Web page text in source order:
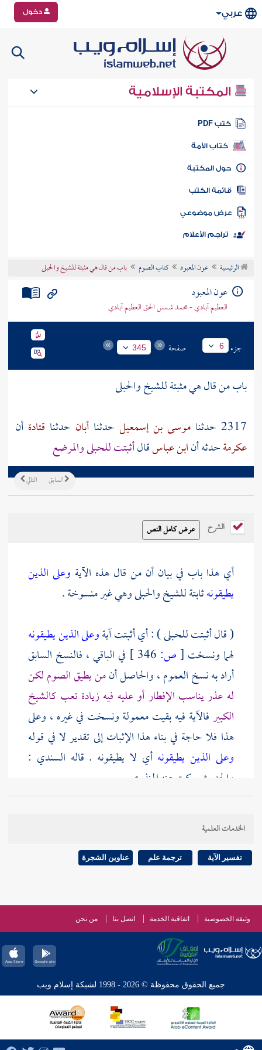
عربي دخول
المكتبة الإسلامية
كتب PDF
كتاب الأمة
المكتبة
الكتب
موضوعي
تراجم الأعلام
الرئيسية عون المعبود كتاب الصوم باب من قال هي مثبتة للشيخ والحبلى
عون المعبود
العظيم آبادي - محمد شمس الحق العظيم آبادي
جزء 6 صفحة 345
باب من قال هي مثبتة للشيخ والحبلى
2317 حدثنا
موسى بن إسمعيل حدثنا أبان حدثنا قتادة أن
عكرمةحدثه أنابن عباسقالأثبتت للحبلى والمرضع
التالي السابق
الشرح
أي هذا باب في بيان أن من قال هذه الآية وعلى الذين
يطيقونهثابتة للشيخ والحبلى وهي غير منسوخة .
( قال أثبتت للحبلى ) : أي أثبتت آيةوعلى الذين يطيقونه
لهما ونسخت [ص:
في الباقي ، فالنسخ السابق
أراد به نسخ العموم ، والحاصل أنمن يطيق الصوم لكن
له عذر يناسب الإفطار أو عليه فيه زيادة تعب كالشيخ
الكبيرفالآية فيه بقيت معمولة ونسخت في غيره ، وعلى
هذا فلا حاجة في بناء هذا الإثبات إلى تقدير لا في قوله
وعلى الذين يطيقونهأي لا يطيقونه . قاله السندي :
والحديث سكت عنهالمنذري
الخدمات العلمية
تفسير الآية ترجمة علم عناوين الشجرة
وثيقة الخصوصية اتفاقية الخدمة اتصل بنا من نحن
جميع الحقوق محفوظة © 2026 - 1998 لشبكة إسلام ويب